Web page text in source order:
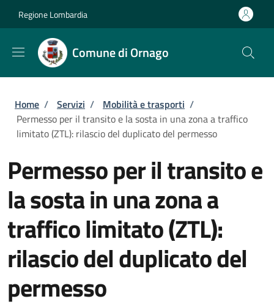
Regione Lombardia
Comune di Ornago
Briciole di pane
Home / Servizi / Mobilità e trasporti /
Permesso per il transito e la sosta in una zona a traffico
limitato (ZTL): rilascio del duplicato del permesso
Permesso per il transito e
la sosta in una zona a
traffico limitato (ZTL):
rilascio del duplicato del
permesso